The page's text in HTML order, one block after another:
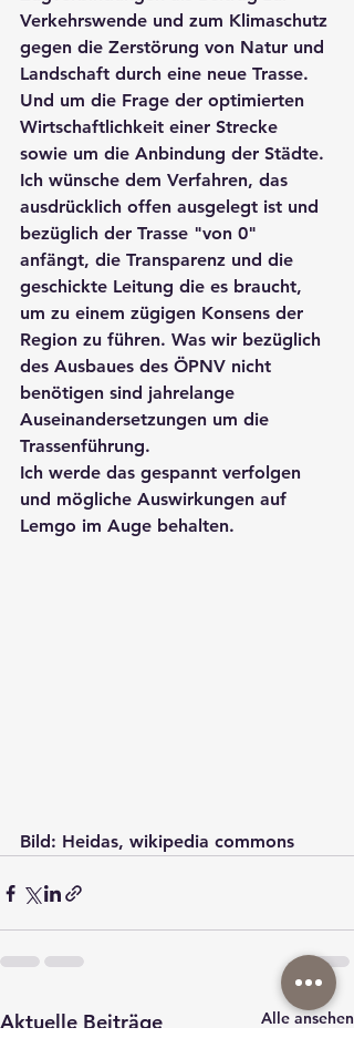
Verkehrswende und zum Klimaschutz
gegen die Zerstörung von Natur und
Landschaft durch eine neue Trasse.
Und um die Frage der optimierten
Wirtschaftlichkeit einer Strecke
sowie um die Anbindung der Städte.
Ich wünsche dem Verfahren, das
ausdrücklich offen ausgelegt ist und
bezüglich der Trasse "von 0"
anfängt, die Transparenz und die
geschickte Leitung die es braucht,
um zu einem zügigen Konsens der
Region zu führen. Was wir bezüglich
des Ausbaues des ÖPNV nicht
benötigen sind jahrelange
Auseinandersetzungen um die
Trassenführung.
Ich werde das gespannt verfolgen
und mögliche Auswirkungen auf
Lemgo im Auge behalten.
Bild: Heidas, wikipedia commons
Aktuelle Beiträge Alle ansehen